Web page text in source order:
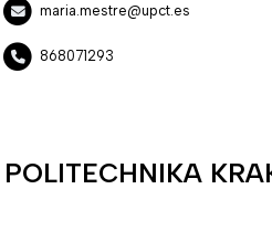
maria.mestre@upct.es
868071293
POLITECHNIKA